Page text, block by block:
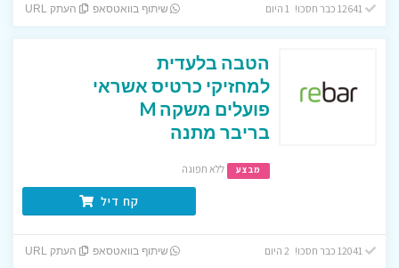
שיתוף בוואטסאפ העתק URL
הטבה בלעדית
למחזיקי כרטיס אשראי
פועלים משקה M
בריבר מתנה
מבצע ללא תפוגה
קח דיל
שיתוף בוואטסאפ העתק URL